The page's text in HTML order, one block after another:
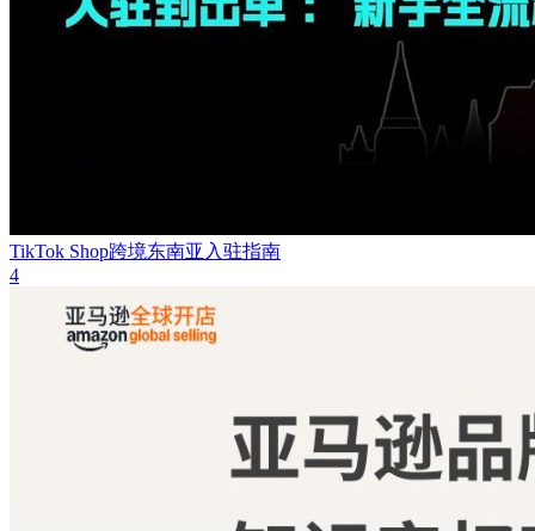
TikTok Shop跨境东南亚入驻指南
4